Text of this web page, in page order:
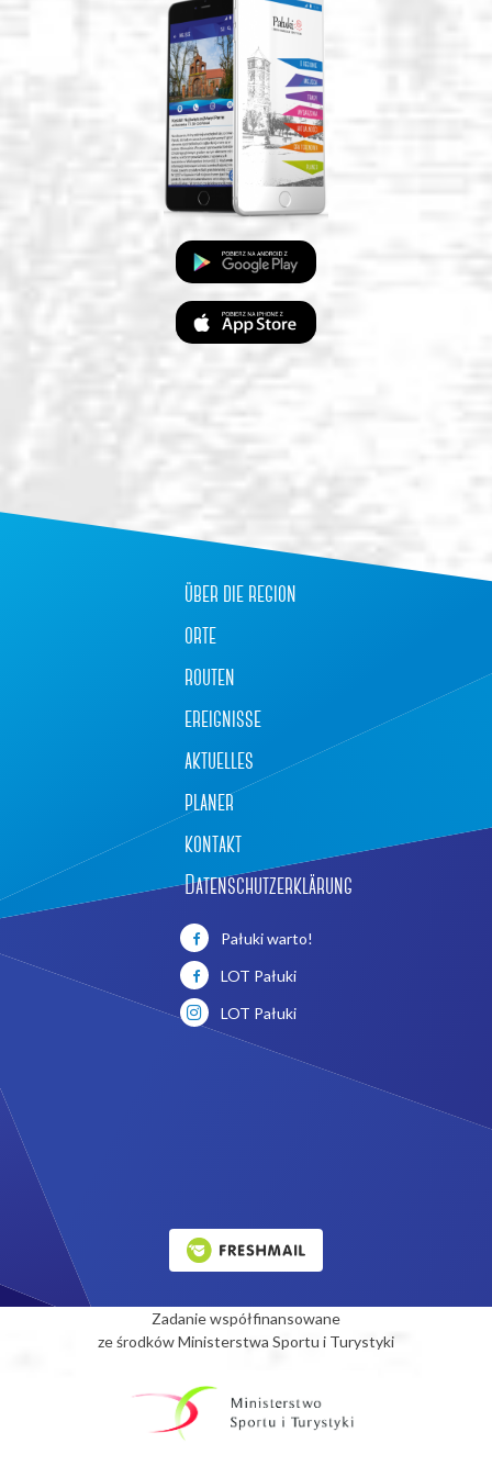
über die region
orte
routen
ereignisse
aktuelles
planer
kontakt
Datenschutzerklärung
Pałuki warto!
LOT Pałuki
LOT Pałuki
Zadanie współfinansowane
ze środków Ministerstwa Sportu i Turystyki